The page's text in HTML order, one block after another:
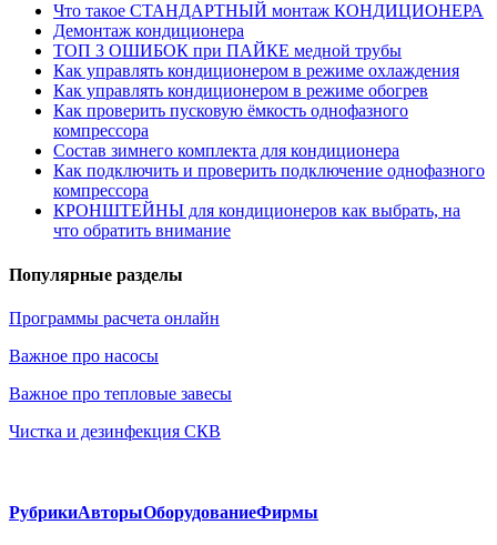
Что такое СТАНДАРТНЫЙ монтаж КОНДИЦИОНЕРА
Демонтаж кондиционера
ТОП 3 ОШИБОК при ПАЙКЕ медной трубы
Как управлять кондиционером в режиме охлаждения
Как управлять кондиционером в режиме обогрев
Как проверить пусковую ёмкость однофазного
компрессора
Состав зимнего комплекта для кондиционера
Как подключить и проверить подключение однофазного
компрессора
КРОНШТЕЙНЫ для кондиционеров как выбрать, на
что обратить внимание
Популярные разделы
Программы расчета онлайн
Важное про насосы
Важное про тепловые завесы
Чистка и дезинфекция СКВ
РубрикиАвторыОборудованиеФирмы